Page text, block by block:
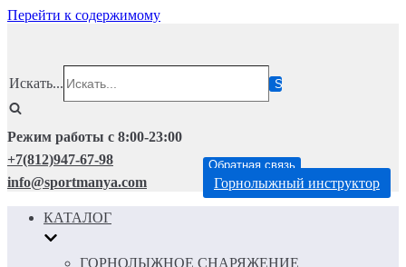
Перейти к содержимому
Искать...
Режим работы с 8:00-23:00
+7(812)947-67-98
info@sportmanya.com
Обратная связь
Горнолыжный инструктор
КАТАЛОГ
ГОРНОЛЫЖНОЕ СНАРЯЖЕНИЕ